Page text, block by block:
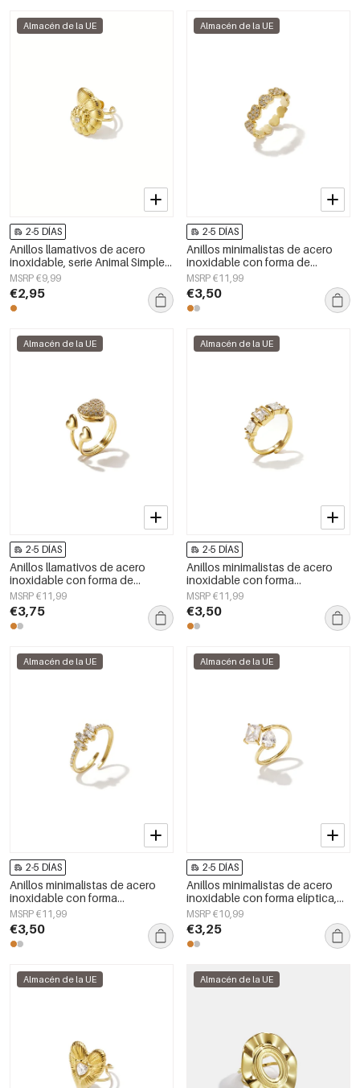
Almacén de la UE
2-5 DÍAS
Anillos llamativos de acero
inoxidable, serie Animal Simple
Daily Simple, joyería para mujer
MSRP €9,99
€2,95
Almacén de la UE
2-5 DÍAS
Anillos minimalistas de acero
inoxidable con forma de
corazón, de la serie Daily Simple
para mujer.
MSRP €11,99
€3,50
Almacén de la UE
2-5 DÍAS
Anillos llamativos de acero
inoxidable con forma de
corazón, de la serie Daily Simple
para mujer.
MSRP €11,99
€3,75
Almacén de la UE
2-5 DÍAS
Anillos minimalistas de acero
inoxidable con forma
geométrica, sencillos para uso
diario, serie Simple. Joyería para
mujer.
MSRP €11,99
€3,50
Almacén de la UE
2-5 DÍAS
Anillos minimalistas de acero
inoxidable con forma
geométrica, sencillos para uso
diario, serie Simple. Joyería para
mujer.
MSRP €11,99
€3,50
Almacén de la UE
2-5 DÍAS
Anillos minimalistas de acero
inoxidable con forma elíptica,
sencillos para uso diario, de la
serie Simple. Joyería para mujer.
MSRP €10,99
€3,25
Almacén de la UE Almacén de la UE